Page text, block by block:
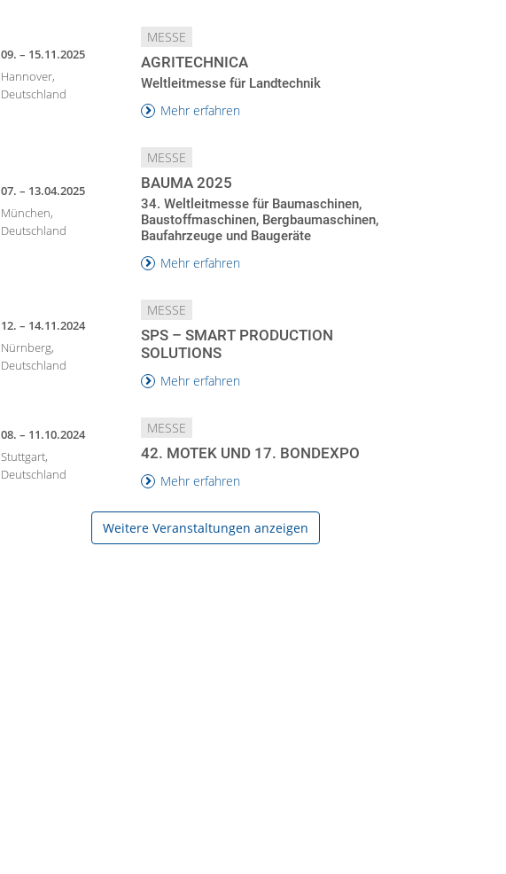
09. – 15.11.2025
Hannover,
Deutschland
MESSE
AGRITECHNICA
Weltleitmesse für Landtechnik
Mehr erfahren
07. – 13.04.2025
München,
Deutschland
MESSE
BAUMA 2025
34. Weltleitmesse für Baumaschinen,
Baustoffmaschinen, Bergbaumaschinen,
Baufahrzeuge und Baugeräte
Mehr erfahren
12. – 14.11.2024
Nürnberg,
Deutschland
MESSE
SPS – SMART PRODUCTION
SOLUTIONS
Mehr erfahren
08. – 11.10.2024
Stuttgart,
Deutschland
MESSE
42. MOTEK UND 17. BONDEXPO
Mehr erfahren
Weitere Veranstaltungen anzeigen